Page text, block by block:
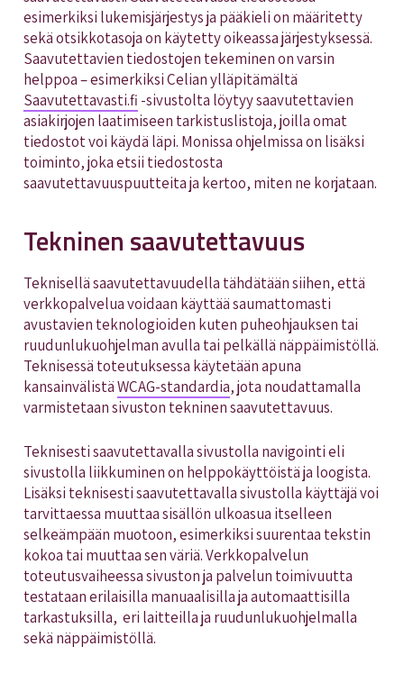
esimerkiksi lukemisjärjestys ja pääkieli on määritetty
sekä otsikkotasoja on käytetty oikeassa järjestyksessä.
Saavutettavien tiedostojen tekeminen on varsin
helppoa – esimerkiksi Celian ylläpitämältä
Saavutettavasti.fi -sivustolta löytyy saavutettavien
asiakirjojen laatimiseen tarkistuslistoja, joilla omat
tiedostot voi käydä läpi. Monissa ohjelmissa on lisäksi
toiminto, joka etsii tiedostosta
saavutettavuuspuutteita ja kertoo, miten ne korjataan.
Tekninen saavutettavuus
Teknisellä saavutettavuudella tähdätään siihen, että
verkkopalvelua voidaan käyttää saumattomasti
avustavien teknologioiden kuten puheohjauksen tai
ruudunlukuohjelman avulla tai pelkällä näppäimistöllä.
Teknisessä toteutuksessa käytetään apuna
kansainvälistäWCAG-standardia, jota noudattamalla
varmistetaan sivuston tekninen saavutettavuus.
Teknisesti saavutettavalla sivustolla navigointi eli
sivustolla liikkuminen on helppokäyttöistä ja loogista.
Lisäksi teknisesti saavutettavalla sivustolla käyttäjä voi
tarvittaessa muuttaa sisällön ulkoasua itselleen
selkeämpään muotoon, esimerkiksi suurentaa tekstin
kokoa tai muuttaa sen väriä. Verkkopalvelun
toteutusvaiheessa sivuston ja palvelun toimivuutta
testataan erilaisilla manuaalisilla ja automaattisilla
tarkastuksilla, eri laitteilla ja ruudunlukuohjelmalla
sekä näppäimistöllä.